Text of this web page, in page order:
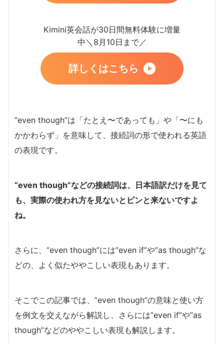
Kimini英会話が30日間無料体験に増量
中＼8月10日まで／
詳しくはこちら
“even though”は「たとえ〜であっても」や「〜にも
かかわらず」を意味して、接続詞の形で使われる英語
の表現です。
“even though”などの接続詞は、日本語訳だけを見て
も、実際の使われ方を見ないとピンと来ないですよ
ね。
さらに、”even though”には”even if”や”as though”な
どの、よく似たややこしい表現もあります。
そこでこの記事では、”even though”の意味と使い方
を例文を交えながら解説し、さらには”even if”や”as
though”などのややこしい表現も解説します。